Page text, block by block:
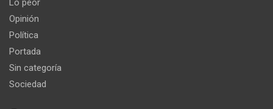
Lo peor
Opinión
Política
Portada
Sin categoría
Sociedad